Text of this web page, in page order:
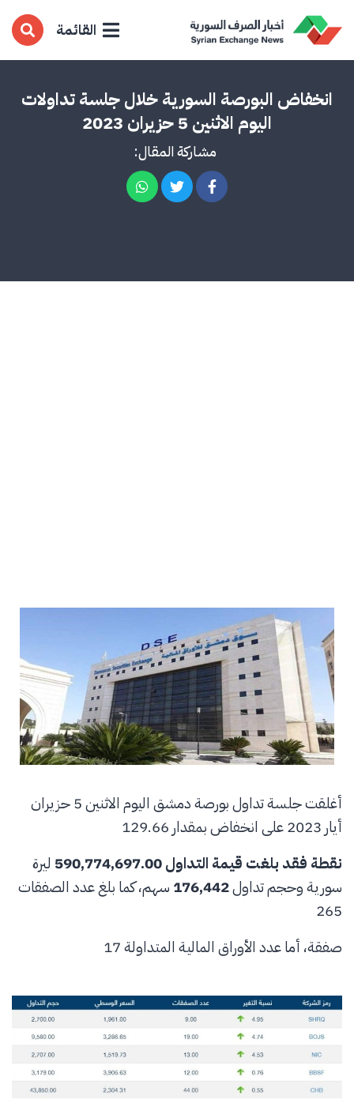
القائمة
انخفاض البورصة السورية خلال جلسة تداولات
اليوم الاثنين 5 حزيران 2023
مشاركة المقال:
أغلقت جلسة تداول بورصة دمشق اليوم الاثنين 5 حزيران
أيار 2023 على انخفاض بمقدار 129.66
نقطة فقد بلغت قيمة التداول590,774,697.00 ليرة
سورية وحجم تداول176,442 سهم، كما بلغ عدد الصفقات
265
صفقة، أما عدد الأوراق المالية المتداولة 17